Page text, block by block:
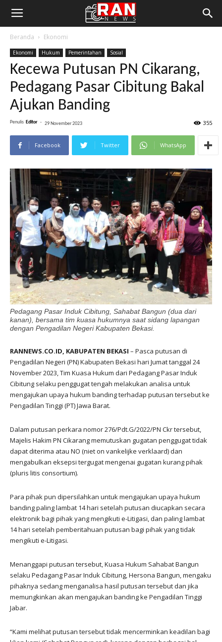
Beranda Ekonomi
Ekonomi Hukum Pemerintahan Sosial
Kecewa Putusan PN Cikarang,
Pedagang Pasar Cibitung Bakal
Ajukan Banding
Penulis Editor - 29 November 2023 355
Facebook Twitter WhatsApp
Pedagang Pasar Induk Cibitung, Sahabat Bangun (dua dari
kanan), bersama tim kuasa hukumnya saat sidang lapangan
dengan Pengadilan Negeri Kabupaten Bekasi.
RANNEWS.CO.ID, KABUPATEN BEKASI – Pasca putusan di
Pengadilan Negeri (PN) Kabupaten Bekasi hari Jumat tanggal 24
November 2023, Tim Kuasa Hukum dari Pedagang Pasar Induk
Cibitung selaku penggugat tengah melakukan analisa untuk
mengajukan upaya hukum banding terhadap putusan tersebut ke
Pengadilan Tinggi (PT) Jawa Barat.
Dalam putusan perkara nomor 276/Pdt.G/2022/PN Ckr tersebut,
Majelis Hakim PN Cikarang memutuskan gugatan penggugat tidak
dapat diterima atau NO (niet on vankelijke verklaard) dan
mengabulkan eksepsi tergugat mengenai gugatan kurang pihak
(pluris litis consortium).
Para pihak pun dipersilahkan untuk mengajukan upaya hukum
banding paling lambat 14 hari setelah putusan diucapkan secara
elektronik bagi pihak yang mengikuti e-Litigasi, dan paling lambat
14 hari setelah pemberitahuan putusan bagi pihak yang tidak
mengikuti e-Litigasi.
Menanggapi putusan tersebut, Kuasa Hukum Sahabat Bangun
selaku Pedagang Pasar Induk Cibitung, Hersona Bangun, mengaku
pihaknya sedang menganalisa hasil putusan tersebut dan jika
memungkinkan akan mengajukan banding ke Pengadilan Tinggi
Jabar.
“Kami melihat putusan tersebut tidak mencerminkan keadilan bagi